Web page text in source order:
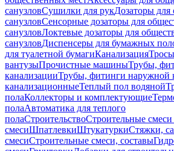
санузловСушилки для рукДозаторы
санузловСенсорные дозаторы для
санузловЛоктевые дозаторы для
санузловДиспенсеры для бумажных
для туалетной бумагиКанализация
вантузыПрочистные машиныТрубы,
канализацииТрубы, фитинги наружной
канализационныеТеплый пол водяной
полаКоллекторы и комплектующие
полаАвтоматика для теплого
полаСтроительствоСтроительные
смесиШпатлевкиШтукатуркиСтяжки,
смесиСтроительные смеси, составы